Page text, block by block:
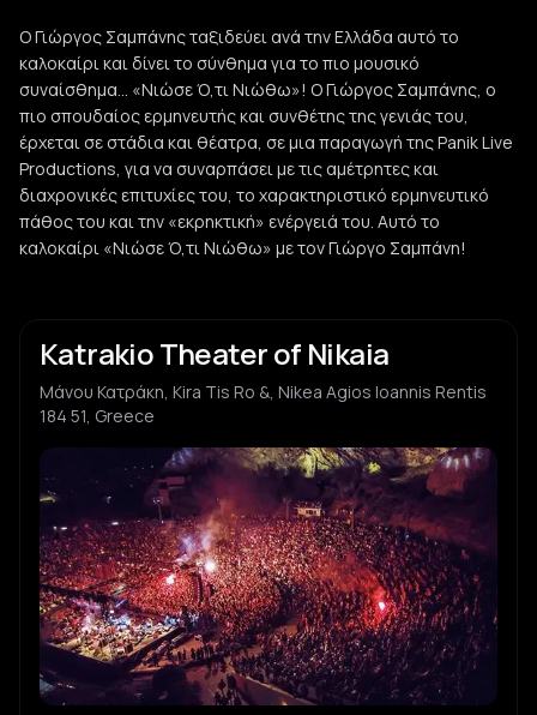
Ο Γιώργος Σαμπάνης ταξιδεύει ανά την Ελλάδα αυτό το
καλοκαίρι και δίνει το σύνθημα για το πιο μουσικό
συναίσθημα… «Νιώσε Ό,τι Νιώθω»! Ο Γιώργος Σαμπάνης, ο
πιο σπουδαίος ερμηνευτής και συνθέτης της γενιάς του,
έρχεται σε στάδια και θέατρα, σε μια παραγωγή της Panik Live
Productions, για να συναρπάσει με τις αμέτρητες και
διαχρονικές επιτυχίες του, το χαρακτηριστικό ερμηνευτικό
πάθος του και την «εκρηκτική» ενέργειά του. Αυτό το
καλοκαίρι «Νιώσε Ό,τι Νιώθω» με τον Γιώργο Σαμπάνη!
Katrakio Theater of Nikaia
Μάνου Κατράκη, Kira Tis Ro &, Nikea Agios Ioannis Rentis
184 51, Greece